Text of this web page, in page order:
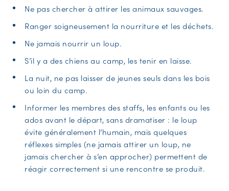
Ne pas chercher à attirer les animaux sauvages.
Ranger soigneusement la nourriture et les déchets.
Ne jamais nourrir un loup.
S’il y a des chiens au camp, les tenir en laisse.
La nuit, ne pas laisser de jeunes seuls dans les bois
ou loin du camp.
Informer les membres des staffs, les enfants ou les
ados avant le départ, sans dramatiser : le loup
évite généralement l’humain, mais quelques
réflexes simples (ne jamais attirer un loup, ne
jamais chercher à s’en approcher) permettent de
réagir correctement si une rencontre se produit.